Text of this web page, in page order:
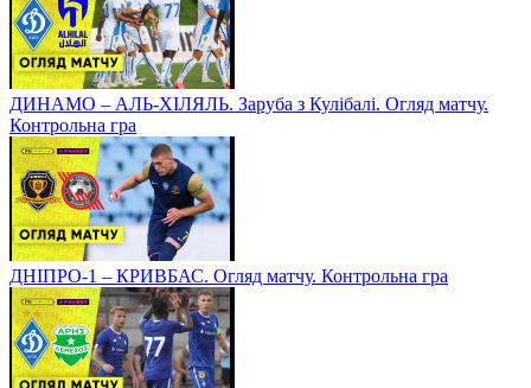
ДИНАМО – АЛЬ-ХІЛЯЛЬ. Заруба з Кулібалі. Огляд матчу.
Контрольна гра
ДНІПРО-1 – КРИВБАС. Огляд матчу. Контрольна гра